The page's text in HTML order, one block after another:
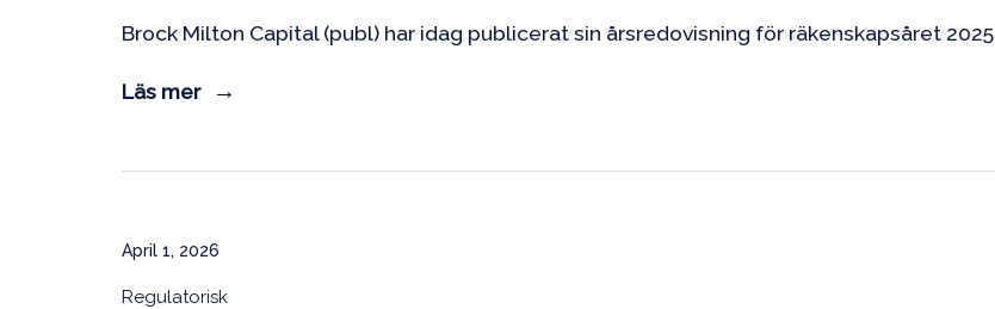
Brock Milton Capital (publ) har idag publicerat sin årsredovisning för räkenskapsåret 2025
Läs mer
April 1, 2026
Regulatorisk